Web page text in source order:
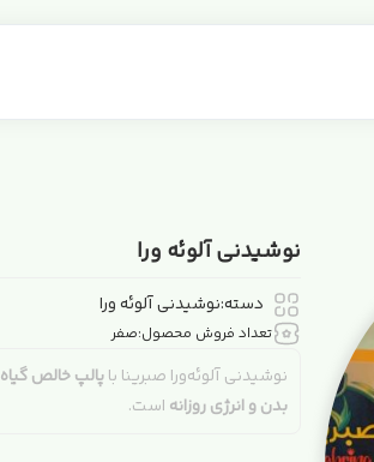
نوشیدنی آلوئه ورا
دسته:نوشیدنی آلوئه ورا
تعداد فروش محصول:صفر
نوشیدنی آلوئه‌ورا صبرینا باپالپ خالص گیاه
بدن و انرژی روزانه است.